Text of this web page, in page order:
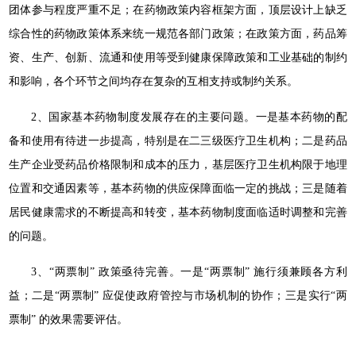
团体参与程度严重不足；在药物政策内容框架方面，顶层设计上缺乏
综合性的药物政策体系来统一规范各部门政策；在政策方面，药品筹
资、生产、创新、流通和使用等受到健康保障政策和工业基础的制约
和影响，各个环节之间均存在复杂的互相支持或制约关系。
2、国家基本药物制度发展存在的主要问题。一是基本药物的配
备和使用有待进一步提高，特别是在二三级医疗卫生机构；二是药品
生产企业受药品价格限制和成本的压力，基层医疗卫生机构限于地理
位置和交通因素等，基本药物的供应保障面临一定的挑战；三是随着
居民健康需求的不断提高和转变，基本药物制度面临适时调整和完善
的问题。
3、“两票制” 政策亟待完善。一是“两票制” 施行须兼顾各方利
益；二是“两票制” 应促使政府管控与市场机制的协作；三是实行“两
票制” 的效果需要评估。